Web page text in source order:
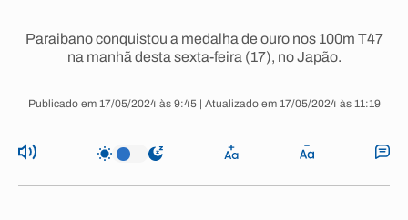
Paraibano conquistou a medalha de ouro nos 100m T47
na manhã desta sexta-feira (17), no Japão.
Publicado em 17/05/2024 às 9:45 | Atualizado em 17/05/2024 às 11:19